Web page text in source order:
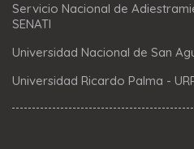
Servicio Nacional de
SENATI
Universidad Nacional de San
Universidad Ricardo Palma -